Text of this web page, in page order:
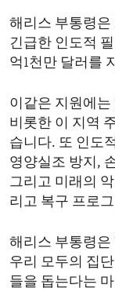
해리스 부통령은
긴급한 인도적
억1천만 달러를
이같은 지원에
비롯한 이 지역
습니다. 또 인도
영양실조 방지,
그리고 미래의
리고 복구 프로
해리스 부통령은
우리 모두의 집
들을 돕는다는